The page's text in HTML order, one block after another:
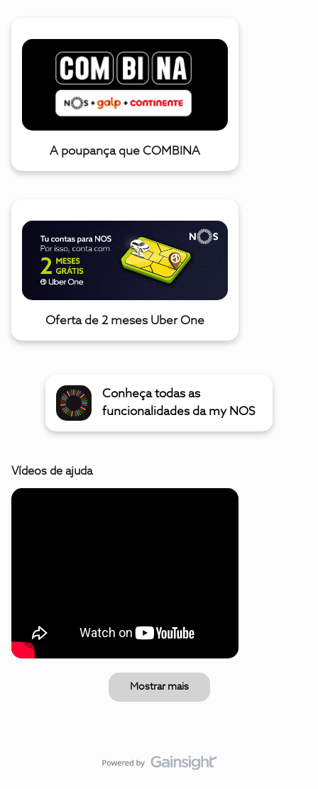
A poupança que COMBINA
Oferta de 2 meses Uber One
Conheça todas as
funcionalidades da my NOS
Vídeos de ajuda
Mostrar mais